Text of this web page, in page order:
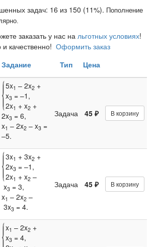
задач: 16 из 150 (11%). Пополнение
заказать у нас на льготных условиях!
качественно! Оформить заказ
Задание Тип Цена
5x1 – 2x2+
x3 = –1,
2x1 + x2+
2x3 = 6,
x1 – 2x2 – x3 =
–5.
Задача 45 ₽ В корзину
3x1 + 3x2+
2x3 = –1,
2x1 + x2–
x3 = 3,
x1 – 2x2 –
3x3 = 4.
Задача 45 ₽ В корзину
x1 – 2x2+
x3 = 4,